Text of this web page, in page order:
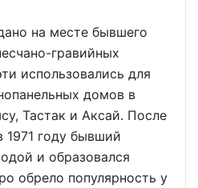
на месте бывшего
гравийных
использовались для
домов в
Тастак и Аксай. После
1971 году бывший
и образовался
обрело популярность у